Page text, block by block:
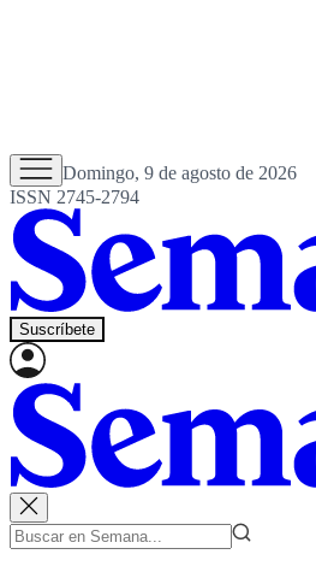
Domingo, 9 de agosto de 2026
ISSN 2745-2794
Suscríbete